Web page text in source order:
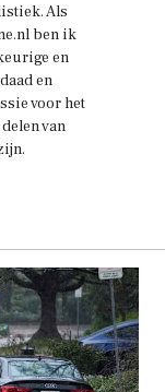
Als
ben ik
en
en
voor het
van